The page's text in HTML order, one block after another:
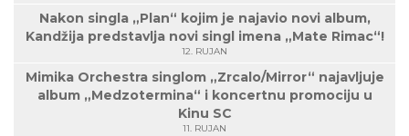
Nakon singla „Plan“ kojim je najavio novi album,
Kandžija predstavlja novi singl imena „Mate Rimac“!
12. RUJAN
Mimika Orchestra singlom „Zrcalo/Mirror“ najavljuje
album „Medzotermina“ i koncertnu promociju u
Kinu SC
11. RUJAN